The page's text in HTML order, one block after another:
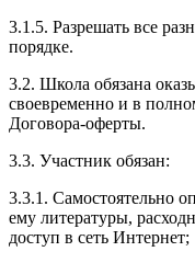
3.1.5. Разрешать все
порядке.
3.2. Школа обязана
своевременно и в
Договора-оферты.
3.3. Участник обязан:
3.3.1. Cамостоятельно
ему литературы,
доступ в сеть Интернет;